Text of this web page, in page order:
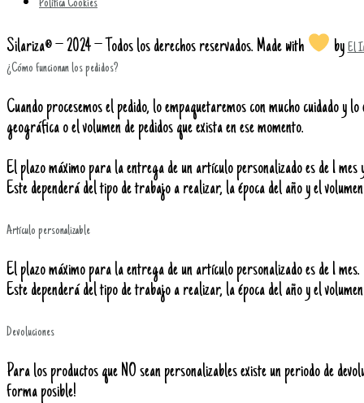
Política Cookies
Silariza® – 2024 – Todos los derechos reservados. Made with by El
¿Cómo funcionan los pedidos?
Cuando procesemos el pedido, lo empaquetaremos con mucho cuidado
geográfica o el volumen de pedidos que exista en ese momento.
El plazo máximo para la entrega de un artículo personalizado es de 1
Este dependerá del tipo de trabajo a realizar, la época del año y el
Artículo personalizable
El plazo máximo para la entrega de un artículo personalizado es de 1 mes.
Este dependerá del tipo de trabajo a realizar, la época del año y el
Devoluciones
Para los productos que NO sean personalizables existe un periodo de
forma posible!